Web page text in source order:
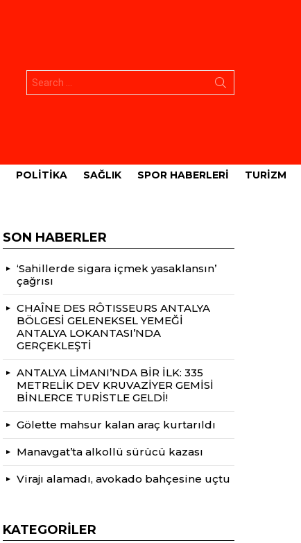
POLITIKA SAĞLIK SPOR HABERLERI TURIZM
SON HABERLER
‘Sahillerde sigara içmek yasaklansın’
çağrısı
CHAÎNE DES RÔTISSEURS ANTALYA
BÖLGESİ GELENEKSEL YEMEĞİ
ANTALYA LOKANTASI’NDA
GERÇEKLEŞTİ
ANTALYA LİMANI’NDA BİR İLK: 335
METRELİK DEV KRUVAZİYER GEMİSİ
BİNLERCE TURİSTLE GELDİ!
Gölette mahsur kalan araç kurtarıldı
Manavgat’ta alkollü sürücü kazası
Virajı alamadı, avokado bahçesine uçtu
KATEGORILER